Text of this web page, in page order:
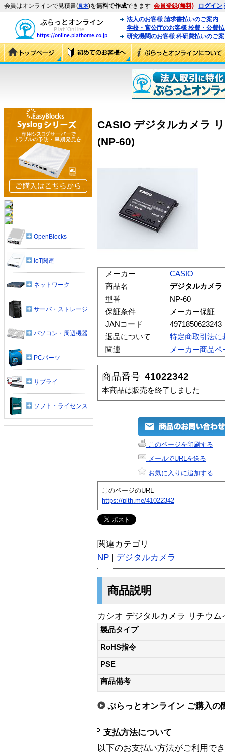
会員はオンラインで見積書(見本)を無料で作成できます 会員登録(無料) ログイン
法人のお客様 請求書払いのご案内
学校・官公庁のお客様 校費・公費
研究機関のお客様 科研費払いのご
CASIO デジタルカメラ
(NP-60)
メーカー
CASIO
商品名
デジタルカメラ
型番
NP-60
保証条件
メーカー保証
JANコード
4971850623243
返品について
特定商取引法に
関連
メーカー商品ペ
商品番号 41022342
本商品は販売を終了しました
このページを印刷する
メールでURLを送る
お気に入りに追加する
このページのURL
https://plth.me/41022342
関連カテゴリ
NP | デジタルカメラ
商品説明
カシオ デジタルカメラ リチウ
製品タイプ
RoHS指令
PSE
商品備考
ぷらっとオンライン ご購入の
支払方法について
以下のお支払い方法がご利用で
OpenBlocks
IoT関連
ネットワーク
サーバ・ストレージ
パソコン・周辺機器
PCパーツ
サプライ
ソフト・ライセンス